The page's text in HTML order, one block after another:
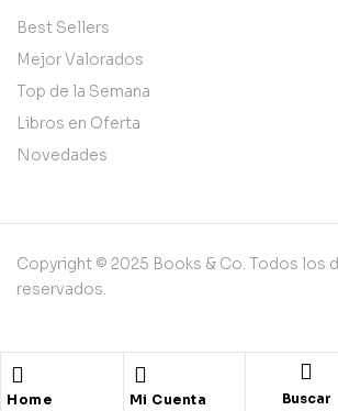
Home Mi Cuenta Buscar
Best Sellers
Mejor Valorados
Top de la Semana
Libros en Oferta
Novedades
Copyright © 2025 Books & Co. Todos los
reservados.